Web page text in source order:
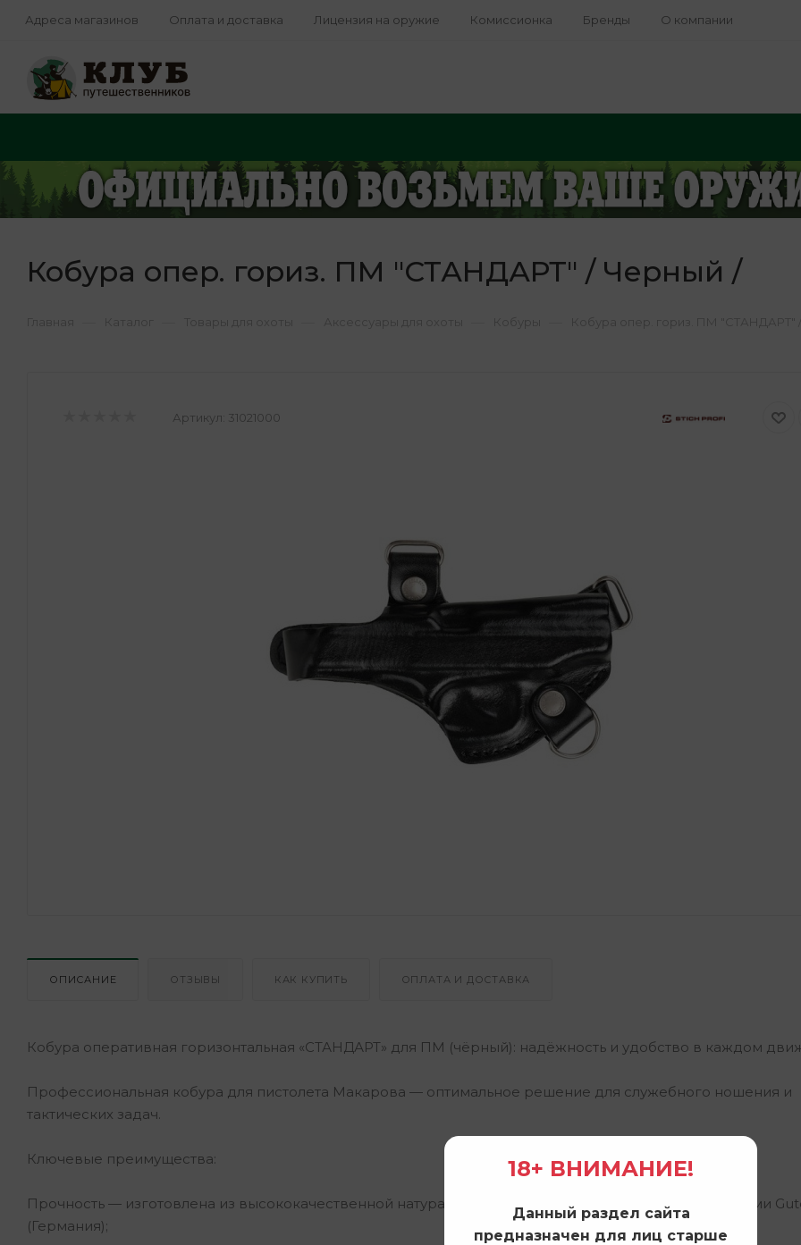
Адреса магазинов Оплата и доставка Лицензия на оружие Комиссионка Бренды О компании
Кобура опер. гориз. ПМ "СТАНДАРТ" / Черный /
Артикул: 31021000
ОПИСАНИЕ ОТЗЫВЫ КАК КУПИТЬ ОПЛАТА И ДОСТАВКА
Кобура оперативная горизонтальная «СТАНДАРТ» для ПМ (чёрный): надёжность и удобство в каждом
Профессиональная кобура для пистолета Макарова — оптимальное решение для служебного ношения и
тактических задач.
Ключевые преимущества:
Прочность — изготовлена из высококачественной натуральной кожи с усиленной прошивкой нитками
(Германия);
18+ ВНИМАНИЕ!
Данный раздел сайта
предназначен для лиц старше